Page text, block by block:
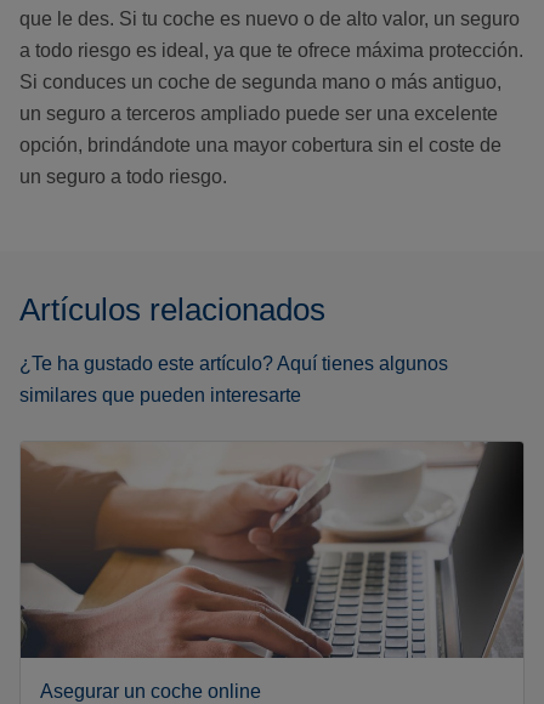
que le des. Si tu coche es nuevo o de alto valor, un seguro
a todo riesgo es ideal, ya que te ofrece máxima protección.
Si conduces un coche de segunda mano o más antiguo,
un seguro a terceros ampliado puede ser una excelente
opción, brindándote una mayor cobertura sin el coste de
un seguro a todo riesgo.
Artículos relacionados
¿Te ha gustado este artículo? Aquí tienes algunos
similares que pueden interesarte
Asegurar un coche online